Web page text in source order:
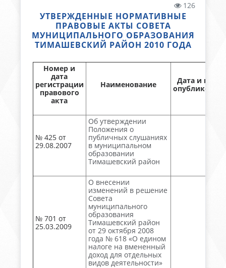
126
УТВЕРЖДЕННЫЕ НОРМАТИВНЫЕ
ПРАВОВЫЕ АКТЫ СОВЕТА
МУНИЦИПАЛЬНОГО ОБРАЗОВАНИЯ
ТИМАШЕВСКИЙ РАЙОН 2010 ГОДА
Номер и
дата
регистрации
правового
акта
Наименование
Дата и
№ 425 от
29.08.2007
Об утверждении
Положения о
публичных слушаниях
в муниципальном
образовании
Тимашевский район
№ 701 от
25.03.2009
О внесении
изменений в решение
Совета
муниципального
образования
Тимашевский район
от 29 октября 2008
года № 618 «О едином
налоге на вмененный
доход для отдельных
видов деятельности»